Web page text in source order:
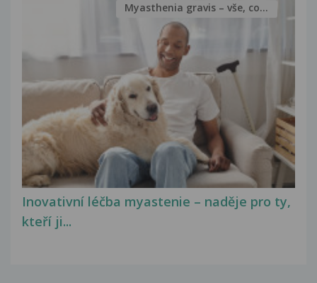
Inovativní léčba myastenie – naděje pro ty,
kteří ji...
Myasthenia gravis – vše, co...